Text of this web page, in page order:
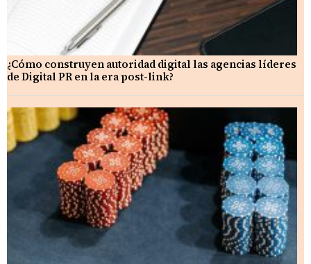
¿Cómo construyen autoridad digital las agencias líderes
de Digital PR en la era post-link?